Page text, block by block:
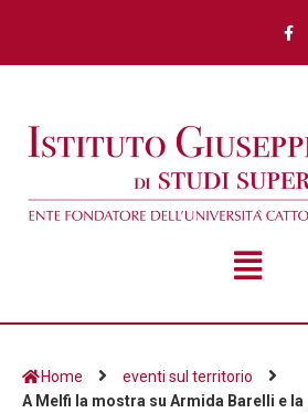
Home
eventi sul territorio
A Melfi la mostra su Armida Barelli e la